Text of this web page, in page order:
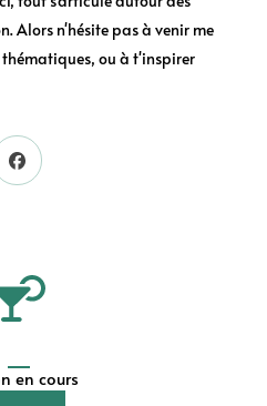
Alors n'hésite pas à venir me
ou à t'inspirer
en cours